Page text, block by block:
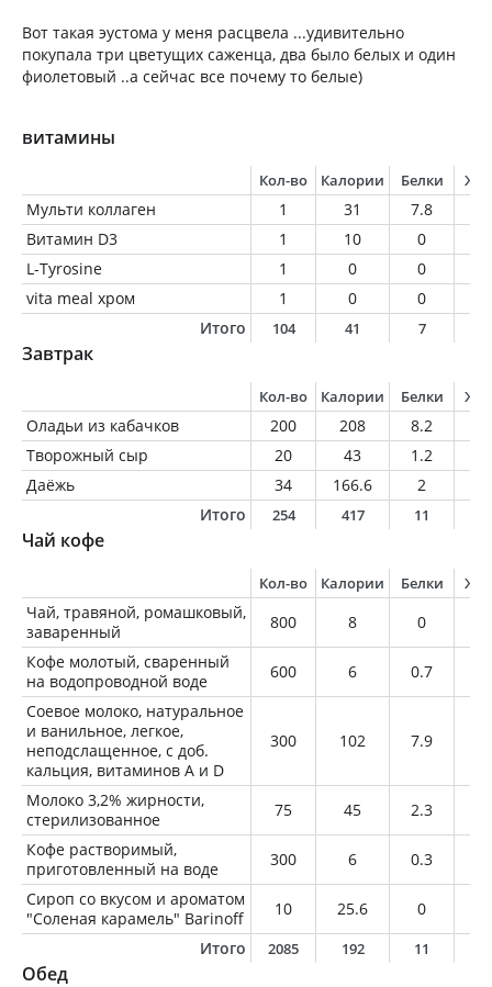
Вот такая эустома у меня расцвела ...удивительно
покупала три цветущих саженца, два было белых и один
фиолетовый ..а сейчас все почему то белые)
витамины
Кол-во Калории Белки
Мульти коллаген 1 31 7.8
Витамин D3
1 10 0
L-Tyrosine
1 0 0
vita meal хром
1 0 0
Итого
104 41 7
Завтрак
Кол-во Калории Белки
Оладьи из кабачков 200 208 8.2
Творожный сыр
20 43 1.2
Даёжь
34 166.6 2
Итого
254 417 11
Чай кофе
Кол-во Калории Белки
Чай, травяной, ромашковый,
заваренный
800 8 0
Кофе молотый, сваренный
на водопроводной воде
600 6 0.7
Соевое молоко, натуральное
и ванильное, легкое,
неподслащенное, с доб.
кальция, витаминов A и D
300 102 7.9
Молоко 3,2% жирности,
стерилизованное
75 45 2.3
Кофе растворимый,
приготовленный на воде
300 6 0.3
Сироп со вкусом и ароматом
"Соленая карамель" Barinoff
10 25.6 0
Итого
2085 192 11
Обед